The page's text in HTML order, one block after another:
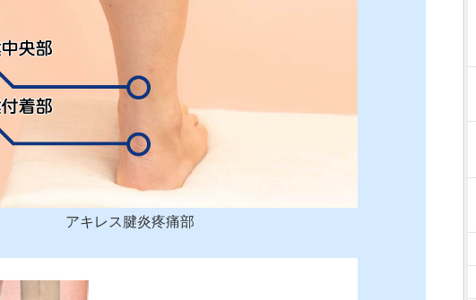
アキレス腱炎疼痛部